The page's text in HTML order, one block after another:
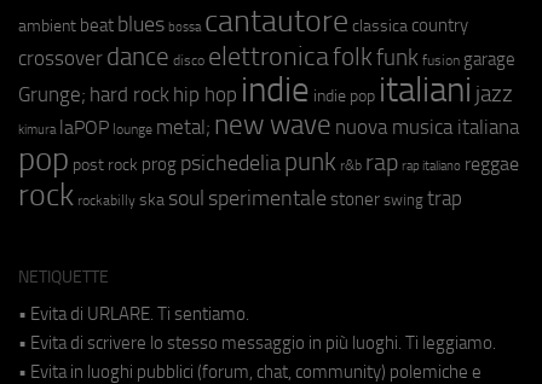
ambient beat blues bossa cantautore classica country
crossover dance disco elettronicafolkfunk fusion garage
Grunge; hard rock hip hop indie indie pop italiani jazz
kimura laPOP lounge metal; new wave nuova musica italiana
pop post rock prog psichedeliapunk r&b rap rap italiano reggae
rock rockabilly ska soul sperimentale stoner swing trap
NETIQUETTE
• Evita di URLARE. Ti sentiamo.
• Evita di scrivere lo stesso messaggio in più luoghi. Ti leggiamo.
• Evita in luoghi pubblici (forum, chat, community) polemiche e